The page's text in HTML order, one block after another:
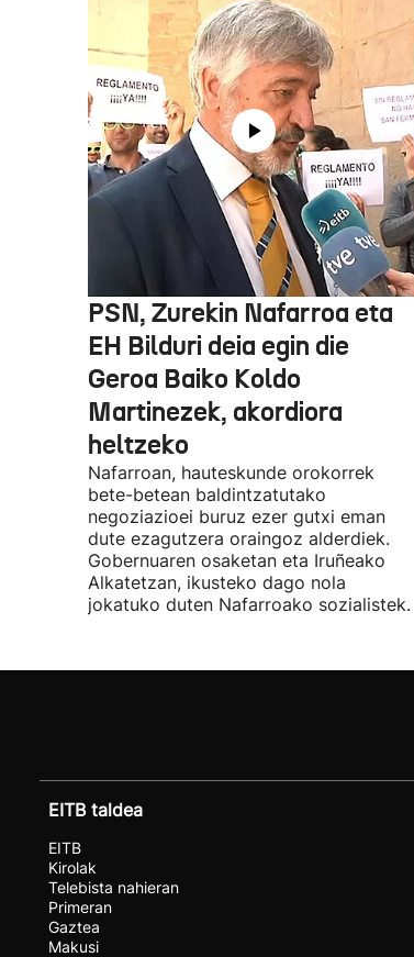
PSN, Zurekin Nafarroa eta
EH Bilduri deia egin die
Geroa Baiko Koldo
Martinezek, akordiora
heltzeko
Nafarroan, hauteskunde orokorrek
bete-betean baldintzatutako
negoziazioei buruz ezer gutxi eman
dute ezagutzera oraingoz alderdiek.
Gobernuaren osaketan eta Iruñeako
Alkatetzan, ikusteko dago nola
jokatuko duten Nafarroako sozialistek.
EITB taldea
EITB
Kirolak
Telebista nahieran
Primeran
Gaztea
Makusi